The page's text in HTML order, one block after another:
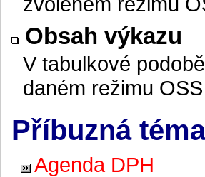
Obsah výkazu
V tabulkové
daném režimu
Příbuzná
Agenda DPH